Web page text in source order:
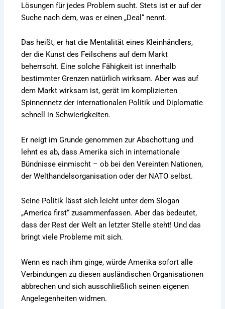
Lösungen für jedes Problem sucht. Stets ist er auf der
Suche nach dem, was er einen „Deal“ nennt.
Das heißt, er hat die Mentalität eines Kleinhändlers,
der die Kunst des Feilschens auf dem Markt
beherrscht. Eine solche Fähigkeit ist innerhalb
bestimmter Grenzen natürlich wirksam. Aber was auf
dem Markt wirksam ist, gerät im komplizierten
Spinnennetz der internationalen Politik und Diplomatie
schnell in Schwierigkeiten.
Er neigt im Grunde genommen zur Abschottung und
lehnt es ab, dass Amerika sich in internationale
Bündnisse einmischt – ob bei den Vereinten Nationen,
der Welthandelsorganisation oder der NATO selbst.
Seine Politik lässt sich leicht unter dem Slogan
„America first“ zusammenfassen. Aber das bedeutet,
dass der Rest der Welt an letzter Stelle steht! Und das
bringt viele Probleme mit sich.
Wenn es nach ihm ginge, würde Amerika sofort alle
Verbindungen zu diesen ausländischen Organisationen
abbrechen und sich ausschließlich seinen eigenen
Angelegenheiten widmen.